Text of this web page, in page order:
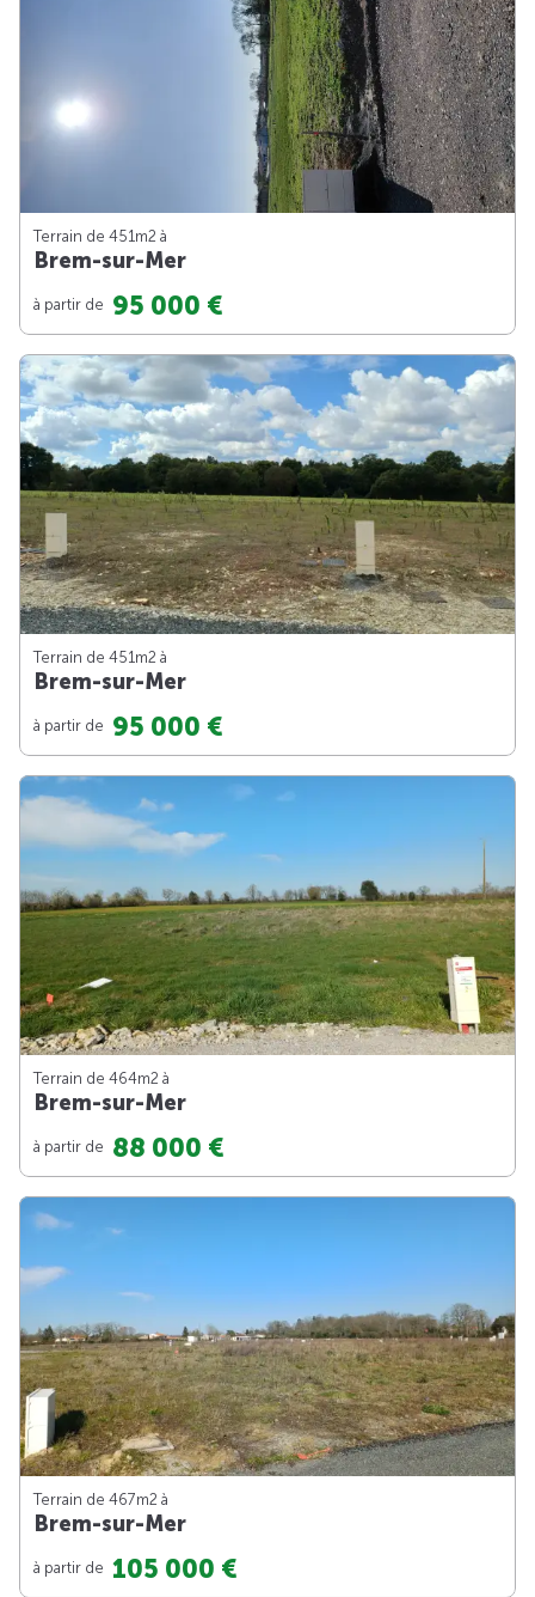
Terrain de 451m2 à
Brem-sur-Mer
à partir de 95 000 €
Terrain de 451m2 à
Brem-sur-Mer
à partir de 95 000 €
Terrain de 464m2 à
Brem-sur-Mer
à partir de 88 000 €
Terrain de 467m2 à
Brem-sur-Mer
à partir de 105 000 €